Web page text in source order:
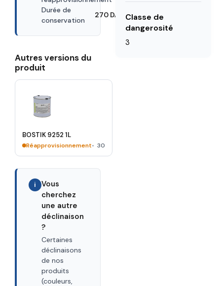
Durée de
conservation
270 DAYS
Autres versions du
produit
BOSTIK 9252 1L
Réapprovisionnement 30
i
Vous
cherchez
une autre
déclinaison
?
Certaines
déclinaisons
de nos
produits
(couleurs,
Classe de
dangerosité
3